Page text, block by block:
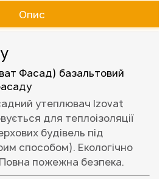
Опис
Фасад) базальтовий
утеплювач Izovat
для теплоізоляції
будівель під
способом). Екологічно
пожежна безпека.